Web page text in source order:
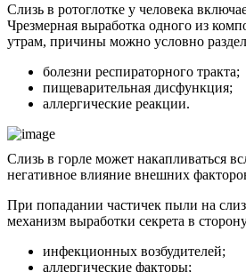
Слизь в ротоглотке у человека
Чрезмерная выработка одного из
утрам, причины можно условно
болезни респираторного тракта;
пищеварительная дисфункция;
аллергические реакции.
Слизь в горле может накапливаться
негативное влияние внешних
При попадании частичек пыли на
механизм выработки секрета в
инфекционных возбудителей;
аллергические факторы;